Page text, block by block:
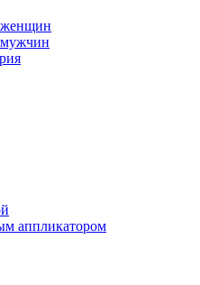
женщин
аппликатором